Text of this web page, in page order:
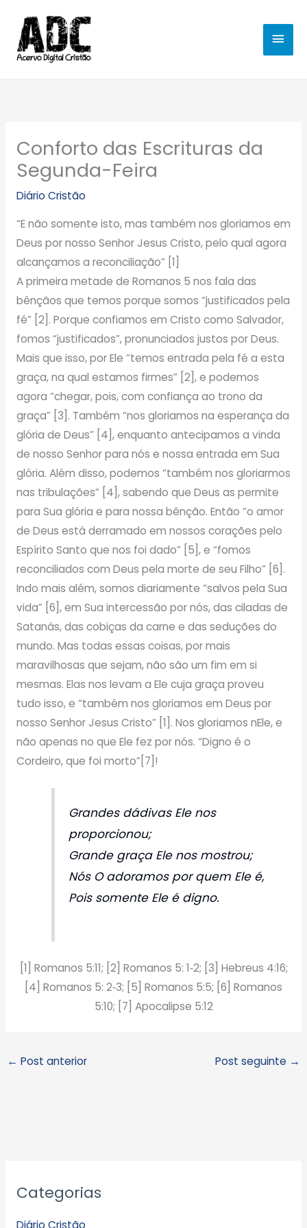
para
conteúdo
Conforto das Escrituras da
Segunda-Feira
Diário Cristão
“E não somente isto, mas também nos gloriamos em
Deus por nosso Senhor Jesus Cristo, pelo qual agora
alcançamos a reconciliação” [1]
A primeira metade de Romanos 5 nos fala das
bênçãos que temos porque somos “justificados pela
fé” [2]. Porque confiamos em Cristo como Salvador,
fomos “justificados”, pronunciados justos por Deus.
Mais que isso, por Ele “temos entrada pela fé a esta
graça, na qual estamos firmes” [2], e podemos
agora “chegar, pois, com confiança ao trono da
graça” [3]. Também “nos gloriamos na esperança da
glória de Deus” [4], enquanto antecipamos a vinda
de nosso Senhor para nós e nossa entrada em Sua
glória. Além disso, podemos “também nos gloriarmos
nas tribulações” [4], sabendo que Deus as permite
para Sua glória e para nossa bênção. Então “o amor
de Deus está derramado em nossos corações pelo
Espírito Santo que nos foi dado” [5], e “fomos
reconciliados com Deus pela morte de seu Filho” [6].
Indo mais além, somos diariamente “salvos pela Sua
vida” [6], em Sua intercessão por nós, das ciladas de
Satanás, das cobiças da carne e das seduções do
mundo. Mas todas essas coisas, por mais
maravilhosas que sejam, não são um fim em si
mesmas. Elas nos levam a Ele cuja graça proveu
tudo isso, e “também nos gloriamos em Deus por
nosso Senhor Jesus Cristo” [1]. Nos gloriamos nEle, e
não apenas no que Ele fez por nós. “Digno é o
Cordeiro, que foi morto”[7]!
Grandes dádivas Ele nos
proporcionou;
Grande graça Ele nos mostrou;
Nós O adoramos por quem Ele é,
Pois somente Ele é digno.
[1] Romanos 5:11; [2] Romanos 5: 1‑2; [3] Hebreus 4:16;
[4] Romanos 5: 2‑3; [5] Romanos 5:5; [6] Romanos
5:10; [7] Apocalipse 5:12
← Post anterior Post seguinte →
Categorias
Diário Cristão
r